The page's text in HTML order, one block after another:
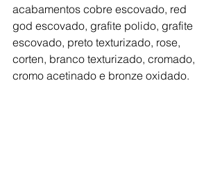
acabamentos cobre escovado, red
god escovado, grafite polido, grafite
escovado, preto texturizado, rose,
corten, branco texturizado, cromado,
cromo acetinado e bronze oxidado.